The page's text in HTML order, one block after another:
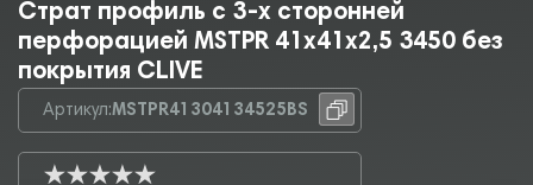
Страт профиль с 3-х сторонней
перфорацией MSTPR 41х41х2,5 3450 без
покрытия CLIVE
Артикул:MSTPR41304134525BS